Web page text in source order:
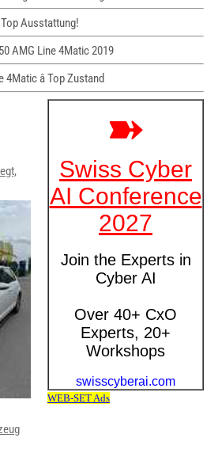
Ausstattung!
AMG Line 4Matic 2019
â Top Zustand